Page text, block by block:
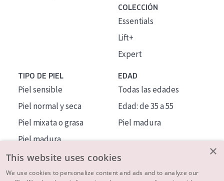
COLECCIÓN
Essentials
Lift+
Expert
TIPO DE PIEL
Piel sensible
Piel normal y seca
Piel mixata o grasa
Piel madura
Piel expuesta al sol
Piel menopáusica
EDAD
Todas las edades
Edad: de 35 a 55
Piel madura
×
This website uses cookies
We use cookies to personalize content and ads and to analyze our